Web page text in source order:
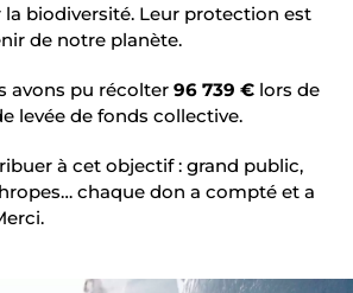
biodiversité. Leur protection est
de notre planète.
avons pu récolter 96 739 € lors de
levée de fonds collective.
à cet objectif : grand public,
chaque don a compté et a